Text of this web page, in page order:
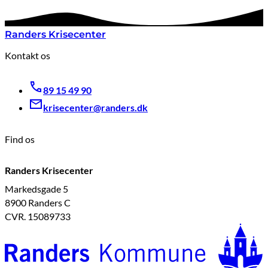
Randers Krisecenter
Kontakt os
89 15 49 90
krisecenter@randers.dk
Find os
Randers Krisecenter
Markedsgade 5
8900 Randers C
CVR. 15089733